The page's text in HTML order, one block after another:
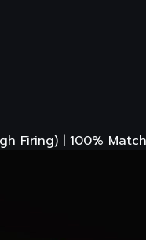
Firing) | 100%